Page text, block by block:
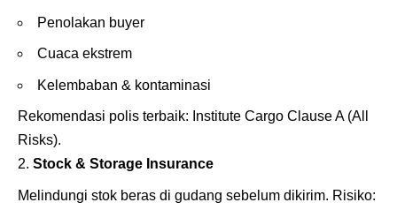
Penolakan buyer
Cuaca ekstrem
Kelembaban & kontaminasi
Rekomendasi polis terbaik: Institute Cargo Clause A (All
Risks).
Stock & Storage Insurance
Melindungi stok beras di gudang sebelum dikirim. Risiko: